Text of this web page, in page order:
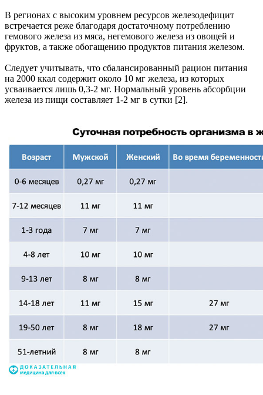
В регионах с высоким уровнем ресурсов железодефицит
встречается реже благодаря достаточному потреблению
гемового железа из мяса, негемового железа из овощей и
фруктов, а также обогащению продуктов питания железом.
Следует учитывать, что сбалансированный рацион питания
на 2000 ккал содержит около 10 мг железа, из которых
усваивается лишь 0,3-2 мг. Нормальный уровень абсорбции
железа из пищи составляет 1-2 мг в сутки [2].